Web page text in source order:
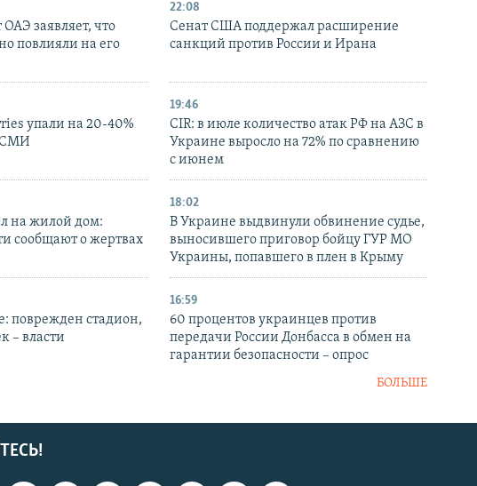
заявляет, что
повлияли на его
22:08
Сенат США поддержал расширение
санкций против России и Ирана
упали на 20-40%
СМИ
19:46
CIR: в июле количество атак РФ на АЗС в
Украине выросло на 72% по сравнению
с июнем
на жилой дом:
сообщают о жертвах
18:02
В Украине выдвинули обвинение судье,
выносившего приговор бойцу ГУР МО
Украины, попавшего в плен в Крыму
поврежден стадион,
– власти
16:59
60 процентов украинцев против
передачи России Донбасса в обмен на
гарантии безопасности – опрос
БОЛЬШЕ